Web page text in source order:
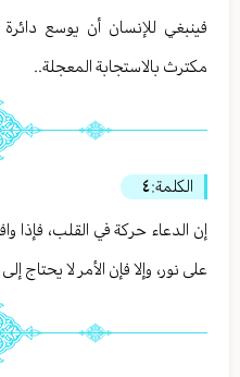
فينبغي للإنسان أن يوسع دائرة
مكترث بالاستجابة المعجلة..
الكلمة:٤
إن الدعاء حركة في القلب، فإذا
على نور، وإلا فإن الأمر لا يحتاج